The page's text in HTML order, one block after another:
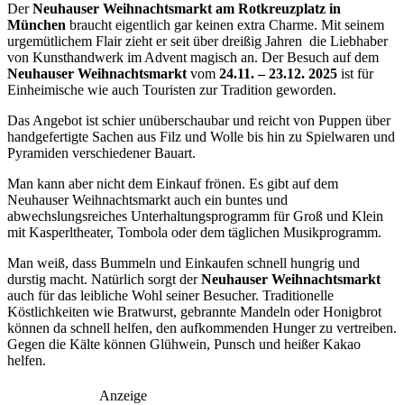
DerNeuhauser Weihnachtsmarkt am Rotkreuzplatz in
München braucht eigentlich gar keinen extra Charme. Mit seinem
urgemütlichem Flair zieht er seit über dreißig Jahren die Liebhaber
von Kunsthandwerk im Advent magisch an. Der Besuch auf dem
Neuhauser Weihnachtsmarkt vom 24.11. – 23.12. 2025 ist für
Einheimische wie auch Touristen zur Tradition geworden.
Das Angebot ist schier unüberschaubar und reicht von Puppen über
handgefertigte Sachen aus Filz und Wolle bis hin zu Spielwaren und
Pyramiden verschiedener Bauart.
Man kann aber nicht dem Einkauf frönen. Es gibt auf dem
Neuhauser Weihnachtsmarkt auch ein buntes und
abwechslungsreiches Unterhaltungsprogramm für Groß und Klein
mit Kasperltheater, Tombola oder dem täglichen Musikprogramm.
Man weiß, dass Bummeln und Einkaufen schnell hungrig und
durstig macht. Natürlich sorgt derNeuhauser Weihnachtsmarkt
auch für das leibliche Wohl seiner Besucher. Traditionelle
Köstlichkeiten wie Bratwurst, gebrannte Mandeln oder Honigbrot
können da schnell helfen, den aufkommenden Hunger zu vertreiben.
Gegen die Kälte können Glühwein, Punsch und heißer Kakao
helfen.
Anzeige